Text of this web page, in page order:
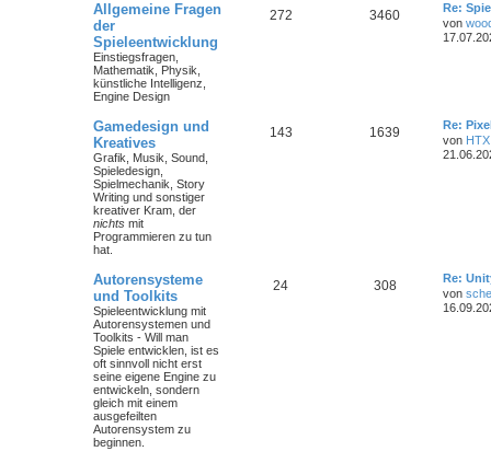
Allgemeine Fragen
der
Spieleentwicklung
Einstiegsfragen,
Mathematik, Physik,
künstliche Intelligenz,
Engine Design
272 3460
Re:
von
Gamedesign und
Kreatives
Grafik, Musik, Sound,
Spieledesign,
Spielmechanik, Story
Writing und sonstiger
kreativer Kram, der
nichts mit
Programmieren zu tun
hat.
143 1639
Re:
von HTX
Autorensysteme
und Toolkits
Spieleentwicklung mit
Autorensystemen und
Toolkits - Will man
Spiele entwicklen, ist es
oft sinnvoll nicht erst
seine eigene Engine zu
entwickeln, sondern
gleich mit einem
ausgefeilten
Autorensystem zu
beginnen.
24 308
Re:
von